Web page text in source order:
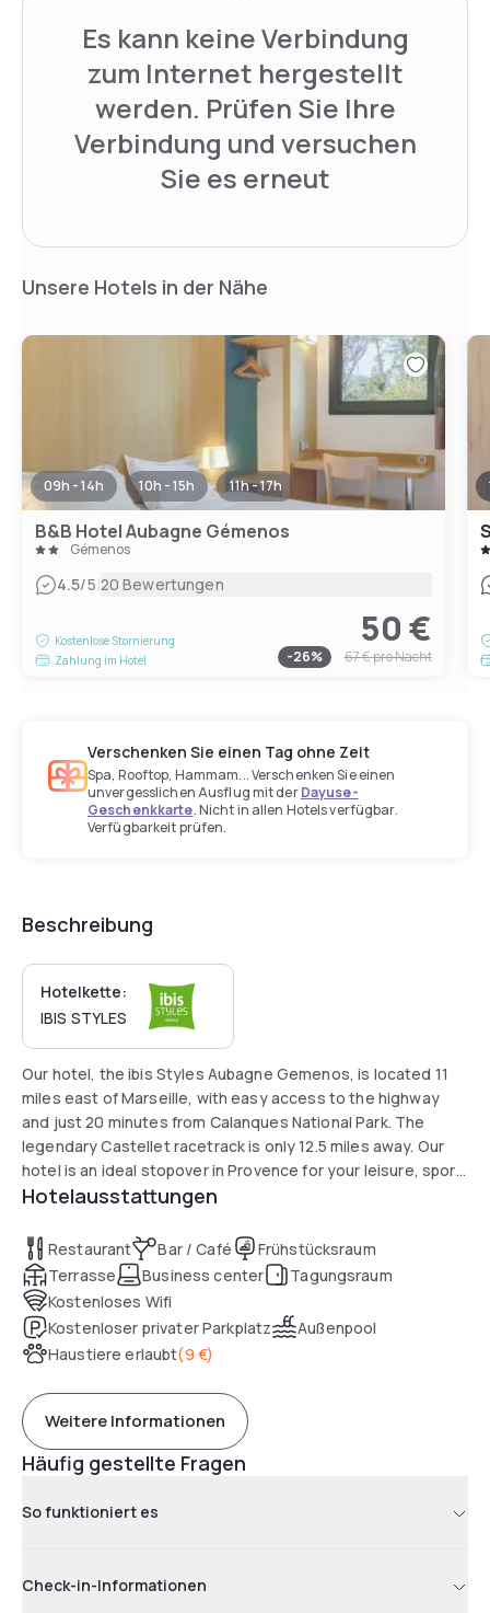
Es kann keine Verbindung
zum Internet hergestellt
werden. Prüfen Sie Ihre
Verbindung und versuchen
Sie es erneut
Unsere Hotels in der Nähe
09h - 14h 10h - 15h 11h - 17h
B&B Hotel Aubagne Gémenos
Gémenos
4.5/5|20 Bewertungen
Kostenlose Stornierung
Zahlung im Hotel
50 €
-26% 67 €pro Nacht
Verschenken Sie einen Tag ohne Zeit
Spa, Rooftop, Hammam... Verschenken Sie einen
unvergesslichen Ausflug mit derDayuse-
Geschenkkarte. Nicht in allen Hotels verfügbar.
Verfügbarkeit prüfen.
Beschreibung
Hotelkette:
IBIS STYLES
Our hotel, the ibis Styles Aubagne Gemenos, is located 11
miles east of Marseille, with easy access to the highway
and just 20 minutes from Calanques National Park. The
legendary Castellet racetrack is only 12.5 miles away. Our
hotel is an ideal stopover in Provence for your leisure, sport
or business stays, and has a seminar room that can
Hotelausstattungen
Restaurant Bar / Café
Frühstücksraum
Terrasse
Business center
Tagungsraum
Kostenloses Wifi
Kostenloser privater Parkplatz
Außenpool
Haustiere erlaubt(9 €)
Weitere Informationen
Häufig gestellte Fragen
So funktioniert es
Check-in-Informationen